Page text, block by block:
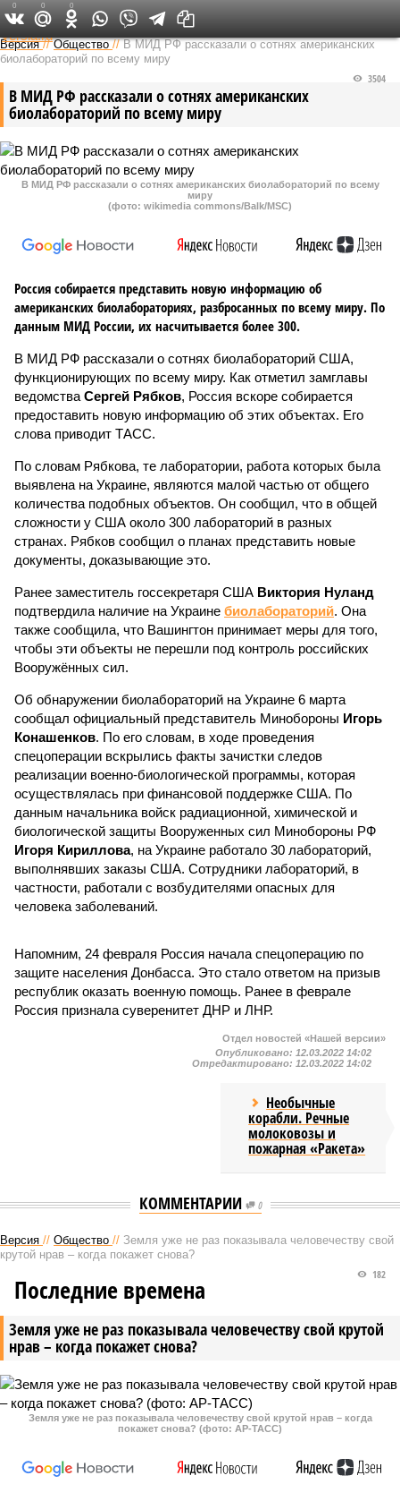
Федеральный выпуск
Версия //Общество //В МИД РФ рассказали о сотнях американских
биолабораторий по всему миру
В МИД РФ рассказали о сотнях американских
биолабораторий по всему миру
3504
В МИД РФ рассказали о сотнях американских биолабораторий по всему
миру
(фото: wikimedia commons/Balk/MSC)
Россия собирается представить новую информацию об
американских биолабораториях, разбросанных по всему миру. По
данным МИД России, их насчитывается более 300.
В МИД РФ рассказали о сотнях биолабораторий США,
функционирующих по всему миру. Как отметил замглавы
ведомства Сергей Рябков, Россия вскоре собирается
предоставить новую информацию об этих объектах. Его
слова приводит ТАСС.
По словам Рябкова, те лаборатории, работа которых была
выявлена на Украине, являются малой частью от общего
количества подобных объектов. Он сообщил, что в общей
сложности у США около 300 лабораторий в разных
странах. Рябков сообщил о планах представить новые
документы, доказывающие это.
Ранее заместитель госсекретаря США Виктория Нуланд
подтвердила наличие на Украине биолабораторий. Она
также сообщила, что Вашингтон принимает меры для того,
чтобы эти объекты не перешли под контроль российских
Вооружённых сил.
Об обнаружении биолабораторий на Украине 6 марта
сообщал официальный представитель Минобороны Игорь
Конашенков. По его словам, в ходе проведения
спецоперации вскрылись факты зачистки следов
реализации военно-биологической программы, которая
осуществлялась при финансовой поддержке США. По
данным начальника войск радиационной, химической и
биологической защиты Вооруженных сил Минобороны РФ
Игоря Кириллова, на Украине работало 30 лабораторий,
выполнявших заказы США. Сотрудники лабораторий, в
частности, работали с возбудителями опасных для
человека заболеваний.
Напомним, 24 февраля Россия начала спецоперацию по
защите населения Донбасса. Это стало ответом на призыв
республик оказать военную помощь. Ранее в феврале
Россия признала суверенитет ДНР и ЛНР.
0 0 0
Отдел новостей «Нашей версии»
Опубликовано: 12.03.2022 14:02
Отредактировано: 12.03.2022 14:02
Необычные
корабли. Речные
молоковозы и
пожарная «Ракета»
КОММЕНТАРИИ 0
Версия // Общество // Земля уже не раз показывала человечеству свой
крутой нрав – когда покажет снова?
Земля уже не раз показывала человечеству свой крутой
нрав – когда покажет снова?
182
Последние времена
Земля уже не раз показывала человечеству свой крутой нрав – когда
покажет снова? (фото: АР-ТАСС)